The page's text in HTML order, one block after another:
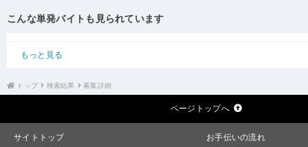
こんな単発バイトも見られています
もっと見る
トップ 検索結果 募集詳細
ページトップへ
サイトトップ
お手伝いの流れ